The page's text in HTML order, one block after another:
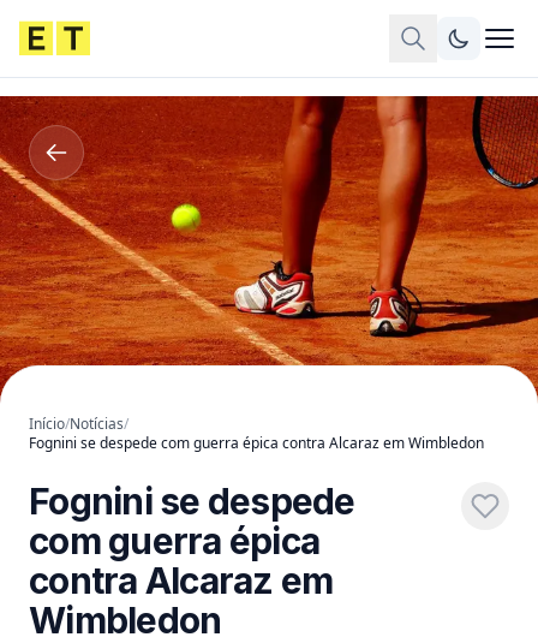
Início/Notícias/
Fognini se despede com guerra épica contra Alcaraz em Wimbledon
Fognini se despede
com guerra épica
contra Alcaraz em
Wimbledon